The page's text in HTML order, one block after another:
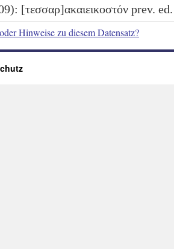
[τεσσαρ]ακαιεικοστόν prev. ed.
Hinweise zu diesem Datensatz?